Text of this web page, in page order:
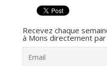
Recevez chaque
à Mons directement par